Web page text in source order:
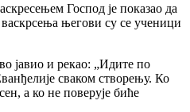
Господ је показао да
његови су се ученици
јавио и рекао: „Идите по
сваком створењу. Ко
а ко не поверује биће